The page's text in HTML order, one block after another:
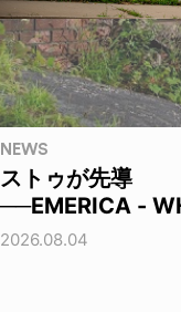
NEWS
ストゥが先導
──EMERICA -
2026.08.04